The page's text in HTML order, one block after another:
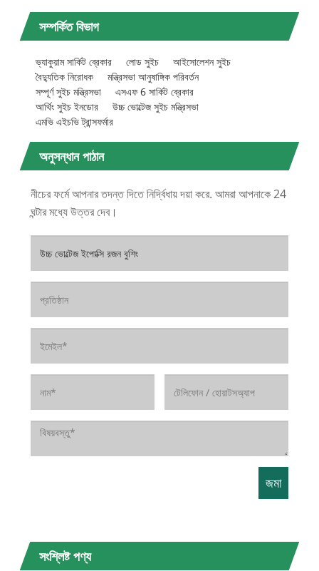
সম্পর্কিত বিভাগ
ভ্যাকুয়াম সার্কিট ব্রেকার লোড সুইচ
আইসোলেশন সুইচ
বৈদ্যুতিক নিরোধক
মন্ত্রিসভা আনুষাঙ্গিক পরিবর্তন
সম্পূর্ণ সুইচ মন্ত্রিসভা
এসএফ 6 সার্কিট ব্রেকার
আর্থিং সুইচ ইনডোর
উচ্চ ভোল্টেজ সুইচ মন্ত্রিসভা
এমভি এইচভি ট্রান্সফর্মার
অনুসন্ধান পাঠান
নীচের ফর্মে আপনার তদন্ত দিতে নির্দ্বিধায় দয়া করে. আমরা আপনাকে 24
ঘন্টার মধ্যে উত্তর দেব।
সংশ্লিষ্ট পণ্য